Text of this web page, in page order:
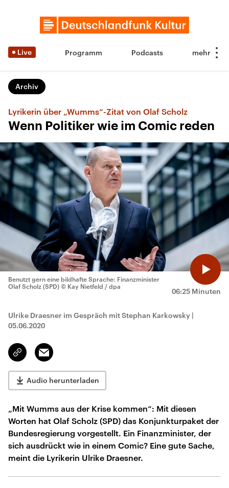
Live Programm Podcasts
Archiv
Lyrikerin über „Wumms“-Zitat von Olaf Scholz
Wenn Politiker wie im Comic reden
06:25 Minuten
Benutzt gern eine bildhafte Sprache: Finanzminister
Olaf Scholz (SPD) © Kay Nietfeld / dpa
Ulrike Draesner im Gespräch mit Stephan Karkowsky |
05.06.2020
Link
kopieren/teilen
Email
Audio herunterladen
„Mit Wumms aus der Krise kommen“: Mit diesen
Worten hat Olaf Scholz (SPD) das Konjunkturpaket der
Bundesregierung vorgestellt. Ein Finanzminister, der
sich ausdrückt wie in einem Comic? Eine gute Sache,
meint die Lyrikerin Ulrike Draesner.